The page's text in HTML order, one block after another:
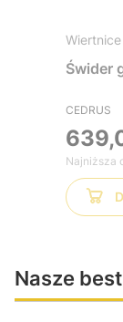
Świder
CEDRUS
Najniższa
Nasze